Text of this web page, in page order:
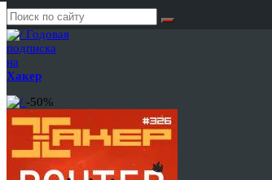
Годовая
подписка
на
Хакер
-50%